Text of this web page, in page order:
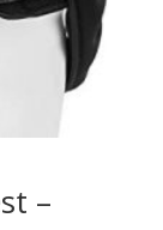
–